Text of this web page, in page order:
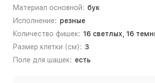
Материал основной: бук
Исполнение: резные
Количество фишек: 16 светлых, 16
Рaзмер клетки (см): 3
Поле для шашек: есть